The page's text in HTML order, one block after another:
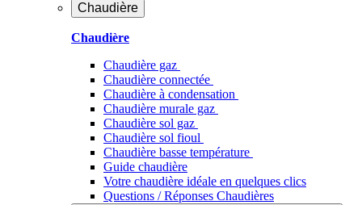
Chaudière
Chaudière
Chaudière gaz
Chaudière connectée
Chaudière à condensation
Chaudière murale gaz
Chaudière sol gaz
Chaudière sol fioul
Chaudière basse température
Guide chaudière
Votre chaudière idéale en quelques clics
Questions / Réponses Chaudières